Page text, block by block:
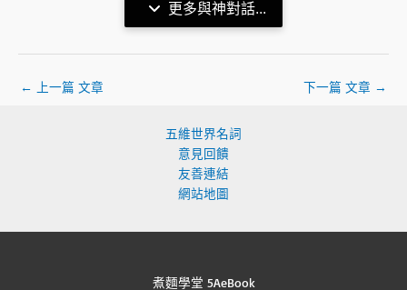
更多與神對話...
← 上一篇 文章 下一篇 文章 →
五維世界名詞
意見回饋
友善連結
網站地圖
煮麵學堂 5AeBook